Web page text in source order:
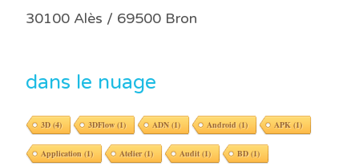
30100 Alès / 69500 Bron
dans le nuage
3D(4) 3DFlow(1) ADN(1) Android (1) APK (1)
Application (1) Atelier(1) Audit(1) BD(1)